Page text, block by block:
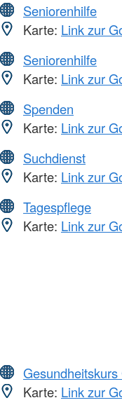
Seniorenhilfe
Karte: Link zur
Seniorenhilfe
Karte: Link zur
Spenden
Karte: Link zur
Suchdienst
Karte: Link zur
Tagespflege
Karte: Link zur
Karte: Link zur